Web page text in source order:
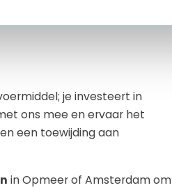
je investeert in
ons mee en ervaar het
een toewijding aan
in Opmeer of Amsterdam om